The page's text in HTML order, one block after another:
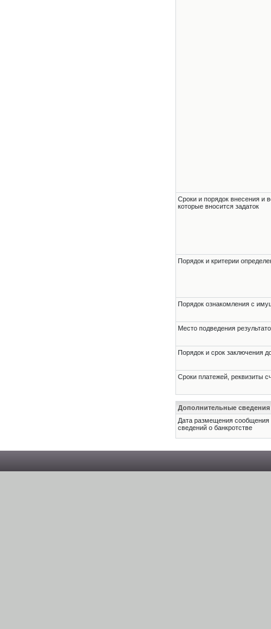
Сроки и порядок внесения и
которые вносится задаток
Порядок и критерии
Порядок ознакомления с
Место подведения
Порядок и срок заключения
Сроки платежей, реквизиты
Дополнительные сведения
Дата размещения
сведений о банкротстве